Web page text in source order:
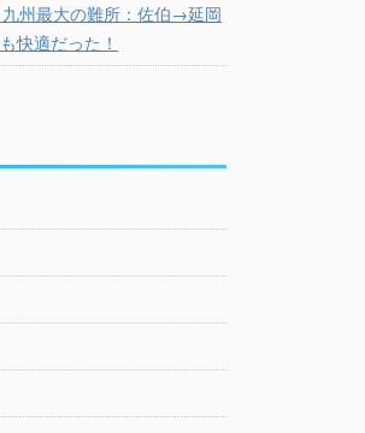
九州最大の難所：佐伯→延岡
快適だった！